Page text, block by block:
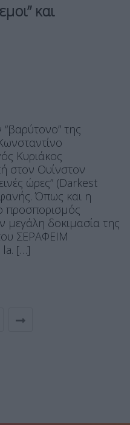
και
της
Κυριάκος
στον Ουίνστον
ώρες” (Darkest
Όπως και η
προσπορισμός
μεγάλη δοκιμασία της
ΣΕΡΑΦΕΙΜ
la. […]